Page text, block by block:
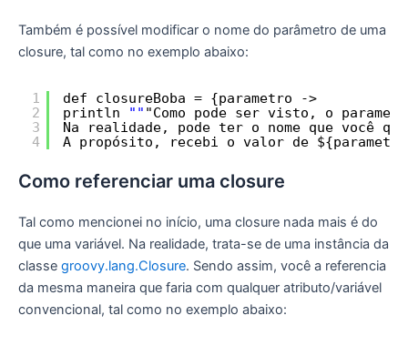
Também é possível modificar o nome do parâmetro de uma
closure, tal como no exemplo abaixo:
1
2
3
4
def closureBoba = {parametro ->
println
"" "Como pode ser visto, o
Na realidade, pode ter o nome que você
A propósito, recebi o valor de
Como referenciar uma closure
Tal como mencionei no início, uma closure nada mais é do
que uma variável. Na realidade, trata-se de uma instância da
classe groovy.lang.Closure. Sendo assim, você a referencia
da mesma maneira que faria com qualquer atributo/variável
convencional, tal como no exemplo abaixo: